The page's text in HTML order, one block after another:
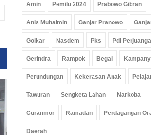
Amin Pemilu 2024 Prabowo Gibran
Anis Muhaimin Ganjar Pranowo
Golkar Nasdem Pks Pdi
Gerindra Rampok Begal
Perundungan Kekerasan Anak
Tawuran Sengketa Lahan Narkoba
Curanmor Ramadan Perdagangan
Daerah